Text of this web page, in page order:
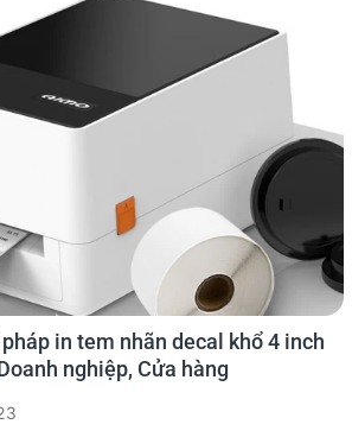
in tem nhãn decal khổ 4 inch
nghiệp, Cửa hàng